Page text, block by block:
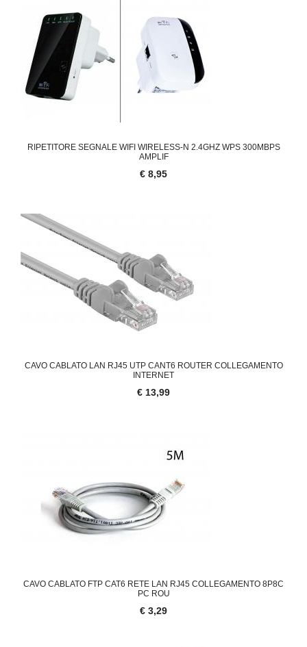
RIPETITORE SEGNALE WIFI WIRELESS-N 2.4GHZ WPS 300MBPS
AMPLIF
€ 8,95
CAVO CABLATO LAN RJ45 UTP CANT6 ROUTER COLLEGAMENTO
INTERNET
€ 13,99
CAVO CABLATO FTP CAT6 RETE LAN RJ45 COLLEGAMENTO 8P8C
PC ROU
€ 3,29